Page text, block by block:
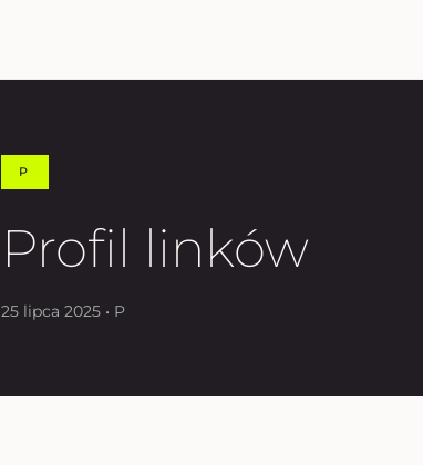
P
Profil linków
25 lipca 2025 • P